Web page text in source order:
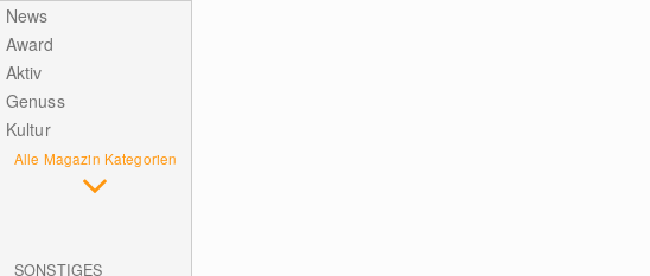
News
Award
Aktiv
Genuss
Kultur
Alle Magazin Kategorien
SONSTIGES